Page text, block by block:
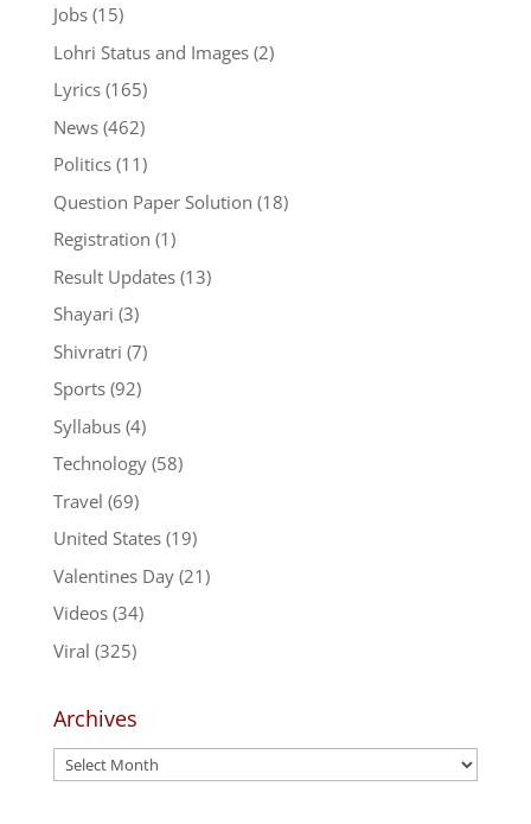
Jobs(15)
Lohri Status and Images(2)
Lyrics(165)
News(462)
Politics(11)
Question Paper Solution (18)
Registration (1)
Result Updates(13)
Shayari (3)
Shivratri (7)
Sports(92)
Syllabus(4)
Technology(58)
Travel (69)
United States(19)
Valentines Day(21)
Videos(34)
Viral (325)
Archives
Archives